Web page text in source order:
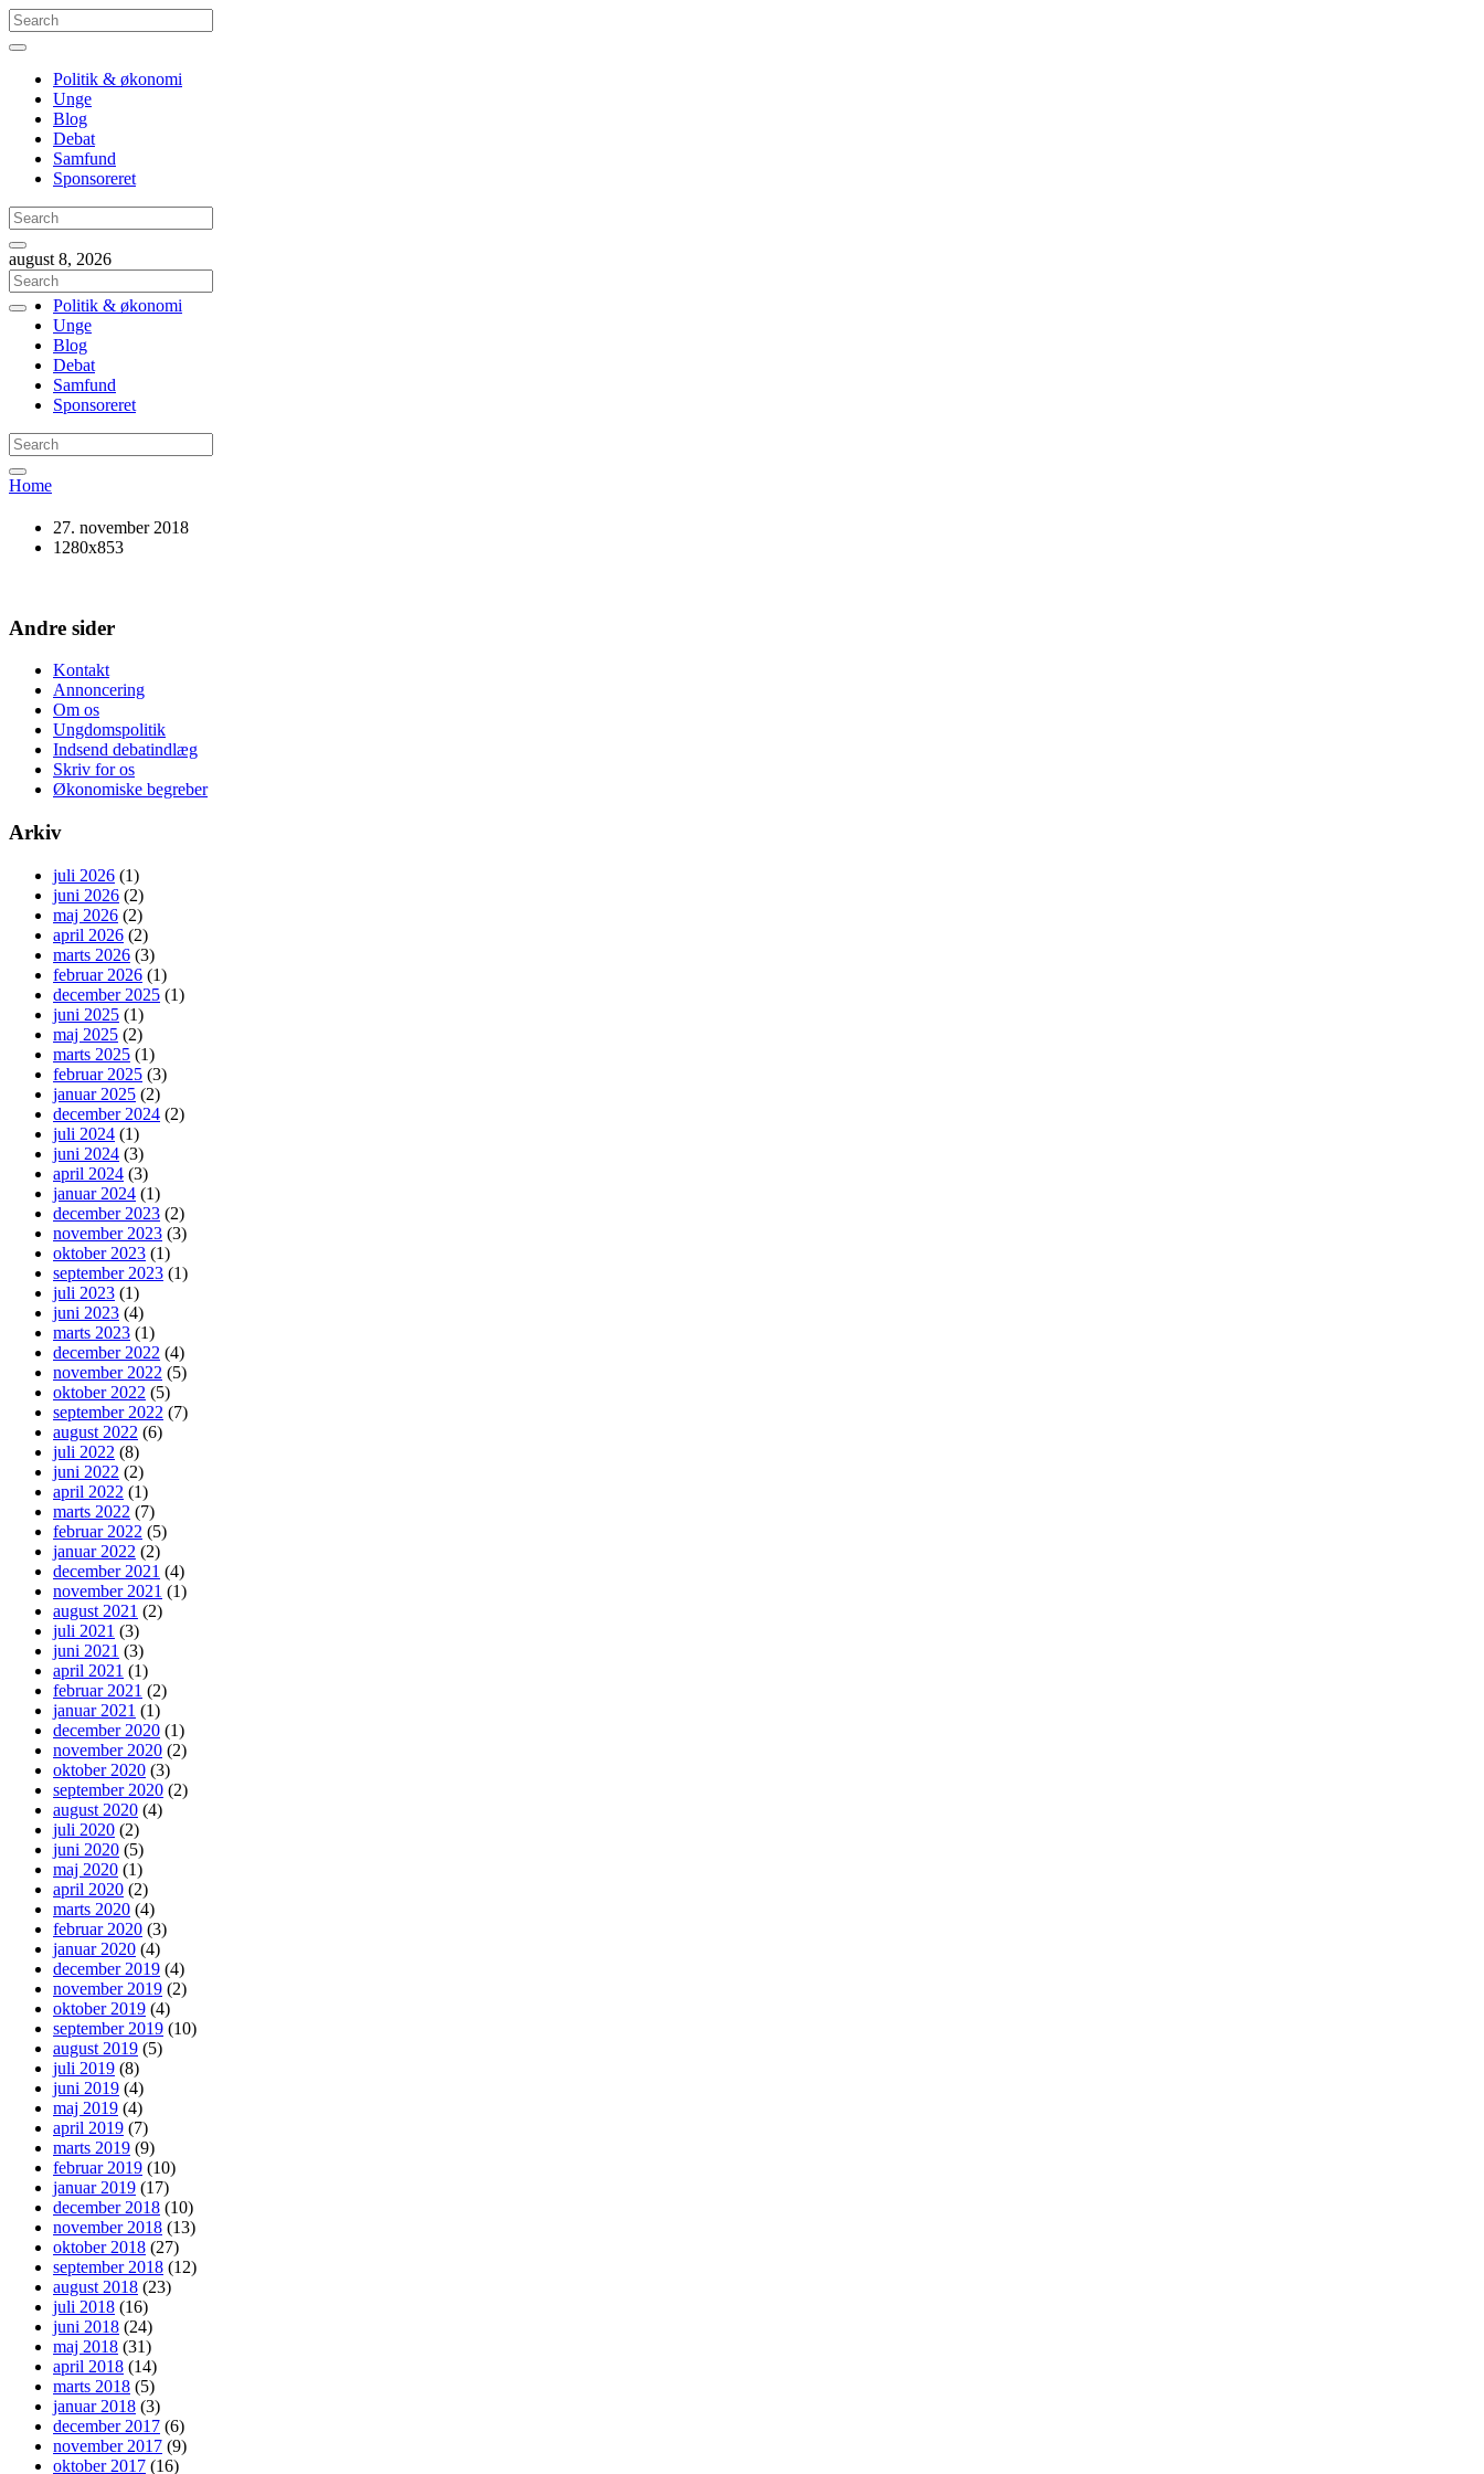
Politik & økonomi
Unge
Blog
Debat
Samfund
Sponsoreret
august 8, 2026
Politik & økonomi
Unge
Blog
Debat
Samfund
Sponsoreret
Home
27. november 2018
1280x853
Andre sider
Kontakt
Annoncering
Om os
Ungdomspolitik
Indsend debatindlæg
Skriv for os
Økonomiske begreber
Arkiv
juli 2026 (1)
juni 2026 (2)
maj 2026 (2)
april 2026 (2)
marts 2026 (3)
februar 2026 (1)
december 2025 (1)
juni 2025 (1)
maj 2025 (2)
marts 2025 (1)
februar 2025 (3)
januar 2025 (2)
december 2024 (2)
juli 2024 (1)
juni 2024 (3)
april 2024 (3)
januar 2024 (1)
december 2023 (2)
november 2023 (3)
oktober 2023 (1)
september 2023 (1)
juli 2023 (1)
juni 2023 (4)
marts 2023 (1)
december 2022 (4)
november 2022 (5)
oktober 2022 (5)
september 2022 (7)
august 2022 (6)
juli 2022 (8)
juni 2022 (2)
april 2022 (1)
marts 2022 (7)
februar 2022 (5)
januar 2022 (2)
december 2021 (4)
november 2021 (1)
august 2021 (2)
juli 2021 (3)
juni 2021 (3)
april 2021 (1)
februar 2021 (2)
januar 2021 (1)
december 2020 (1)
november 2020 (2)
oktober 2020 (3)
september 2020 (2)
august 2020 (4)
juli 2020 (2)
juni 2020 (5)
maj 2020 (1)
april 2020 (2)
marts 2020 (4)
februar 2020 (3)
januar 2020 (4)
december 2019 (4)
november 2019 (2)
oktober 2019 (4)
september 2019 (10)
august 2019 (5)
juli 2019 (8)
juni 2019 (4)
maj 2019 (4)
april 2019 (7)
marts 2019 (9)
februar 2019 (10)
januar 2019 (17)
december 2018 (10)
november 2018 (13)
oktober 2018 (27)
september 2018 (12)
august 2018 (23)
juli 2018 (16)
juni 2018 (24)
maj 2018 (31)
april 2018 (14)
marts 2018 (5)
januar 2018 (3)
december 2017 (6)
november 2017 (9)
oktober 2017 (16)